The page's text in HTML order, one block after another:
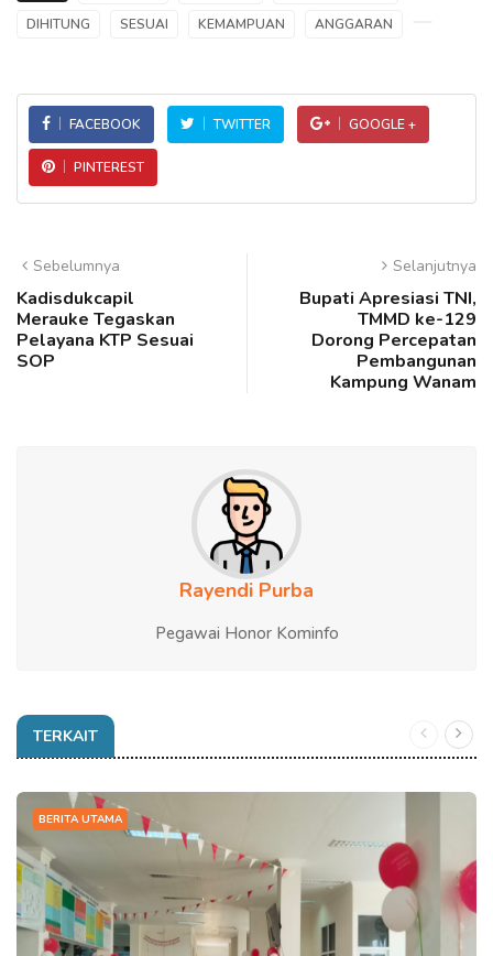
DIHITUNG
SESUAI KEMAMPUAN ANGGARAN
FACEBOOK TWITTER GOOGLE +
PINTEREST
Sebelumnya
Kadisdukcapil
Merauke Tegaskan
Pelayana KTP Sesuai
SOP
Selanjutnya
Bupati Apresiasi TNI,
TMMD ke-129
Dorong Percepatan
Pembangunan
Kampung Wanam
Rayendi Purba
Pegawai Honor Kominfo
TERKAIT
BERITA UTAMA